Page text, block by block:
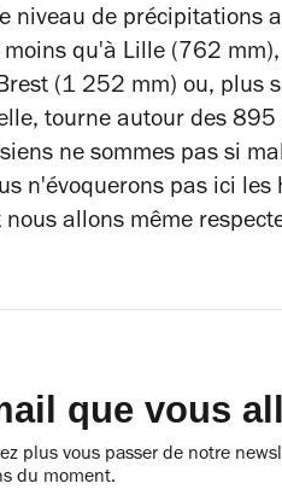
niveau de
moins qu'à Lille (762
(1 252 mm) ou, plus
tourne autour des
ne sommes pas si
n'évoquerons pas ici
allons même
que vous
plus vous passer de notre
du moment.